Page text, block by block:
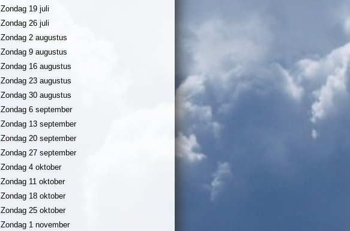
Zondag 19 juli
Zondag 26 juli
Zondag 2 augustus
Zondag 9 augustus
Zondag 16 augustus
Zondag 23 augustus
Zondag 30 augustus
Zondag 6 september
Zondag 13 september
Zondag 20 september
Zondag 27 september
Zondag 4 oktober
Zondag 11 oktober
Zondag 18 oktober
Zondag 25 oktober
Zondag 1 november